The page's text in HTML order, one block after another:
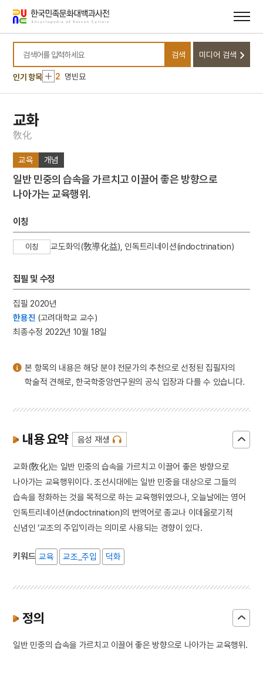
바로가기
바로가기
검색어를 입력하세요
검색 미디어 검색
인기 항목
10 동명왕편
1 금성대군
2 명빈묘
3 일제강점기
7
8 김문기
9
김소월
1 금성대군
명빈묘
4 세조
5
6
설악산 오세암
9 김소월
교화
敎化
교육 개념
일반 민중의 습속을 가르치고 이끌어 좋은 방향으로
나아가는 교육행위.
이칭
이칭 교도화익(敎導化益), 인독트리네이션(indoctrination)
집필 및 수정
집필 2020년
한용진 (고려대학교 교수)
최종수정 2022년 10월 18일
본 항목의 내용은 해당 분야 전문가의 추천으로 선정된 집필자의
학술적 견해로, 한국학중앙연구원의 공식 입장과 다를 수 있습니다.
내용 요약 음성 재생
교화(敎化)는 일반 민중의 습속을 가르치고 이끌어 좋은 방향으로
나아가는 교육행위이다. 조선시대에는 일반 민중을 대상으로 그들의
습속을 정화하는 것을 목적으로 하는 교육행위였으나, 오늘날에는 영어
인독트리네이션(indoctrination)의 번역어로 종교나 이데올로기적
신념인 ‘교조의 주입’이라는 의미로 사용되는 경향이 있다.
키워드 교육 교조_주입 덕화
정의
일반 민중의 습속을 가르치고 이끌어 좋은 방향으로 나아가는 교육행위.